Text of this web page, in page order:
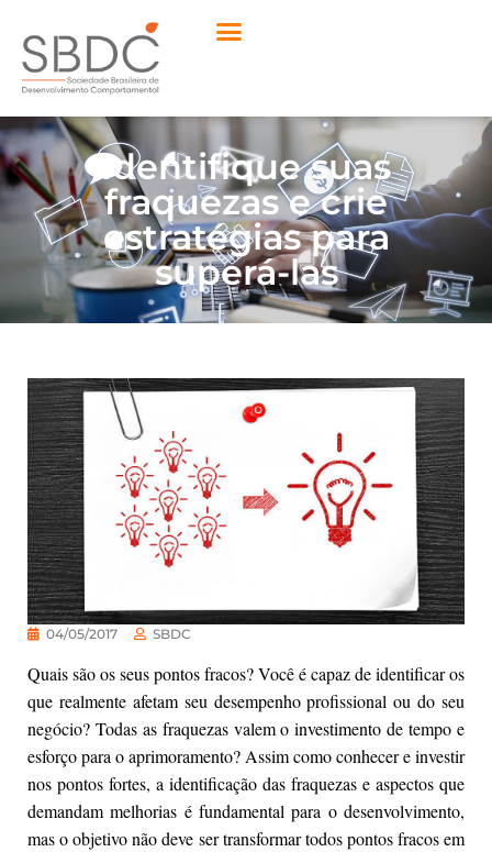
Identifique suas
fraquezas e crie
estratégias para
superá-las
04/05/2017 SBDC
Quais são os seus pontos fracos? Você é capaz de identificar os
que realmente afetam seu desempenho profissional ou do seu
negócio? Todas as fraquezas valem o investimento de tempo e
esforço para o aprimoramento? Assim como conhecer e investir
nos pontos fortes, a identificação das fraquezas e aspectos que
demandam melhorias é fundamental para o desenvolvimento,
mas o objetivo não deve ser transformar todos pontos fracos em